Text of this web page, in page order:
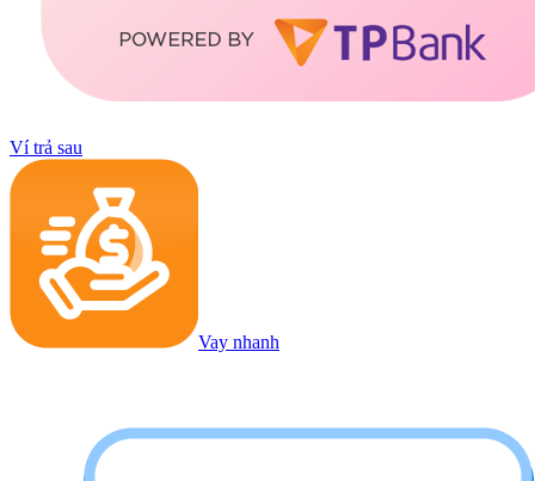
Ví trả sau
Vay nhanh